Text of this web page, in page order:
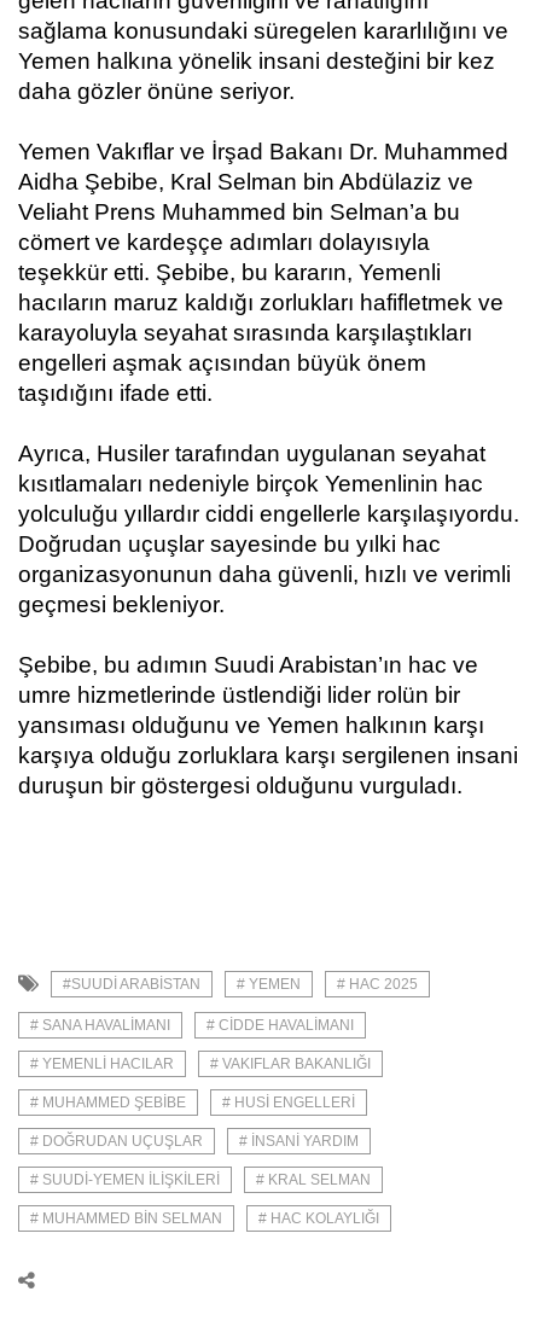
sağlama konusundaki süregelen kararlılığını ve
Yemen halkına yönelik insani desteğini bir kez
daha gözler önüne seriyor.
Yemen Vakıflar ve İrşad Bakanı Dr. Muhammed
Aidha Şebibe, Kral Selman bin Abdülaziz ve
Veliaht Prens Muhammed bin Selman’a bu
cömert ve kardeşçe adımları dolayısıyla
teşekkür etti. Şebibe, bu kararın, Yemenli
hacıların maruz kaldığı zorlukları hafifletmek ve
karayoluyla seyahat sırasında karşılaştıkları
engelleri aşmak açısından büyük önem
taşıdığını ifade etti.
Ayrıca, Husiler tarafından uygulanan seyahat
kısıtlamaları nedeniyle birçok Yemenlinin hac
yolculuğu yıllardır ciddi engellerle karşılaşıyordu.
Doğrudan uçuşlar sayesinde bu yılki hac
organizasyonunun daha güvenli, hızlı ve verimli
geçmesi bekleniyor.
Şebibe, bu adımın Suudi Arabistan’ın hac ve
umre hizmetlerinde üstlendiği lider rolün bir
yansıması olduğunu ve Yemen halkının karşı
karşıya olduğu zorluklara karşı sergilenen insani
duruşun bir göstergesi olduğunu vurguladı.
#SUUDI ARABISTAN # YEMEN # HAC 2025
# SANA HAVALIMANI # CIDDE HAVALIMANI
# YEMENLI HACILAR # VAKIFLAR BAKANLIĞI
# MUHAMMED ŞEBIBE # HUSI ENGELLERI
# DOĞRUDAN UÇUŞLAR # İNSANI YARDIM
# SUUDI-YEMEN İLIŞKILERI # KRAL SELMAN
# MUHAMMED BIN SELMAN # HAC KOLAYLIĞI